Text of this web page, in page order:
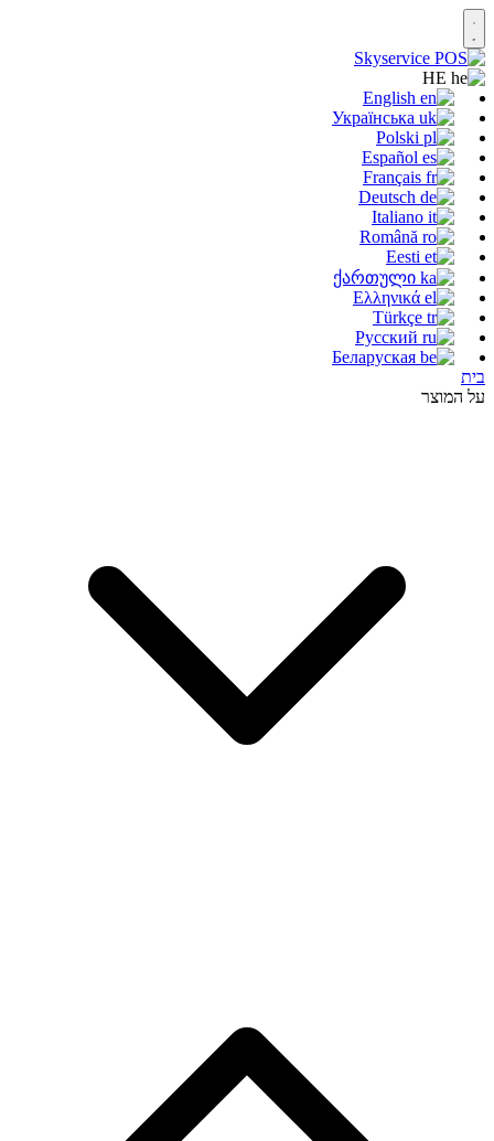
English
Українська
Polski
Español
Français
Deutsch
Italiano
Română
Eesti
ქართული
Ελληνικά
Türkçe
Русский
Беларуская
בית
על המוצר